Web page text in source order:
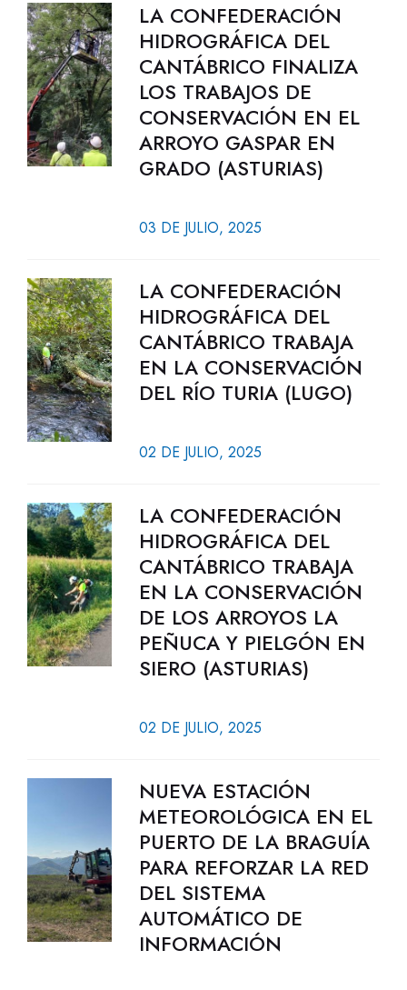
LA CONFEDERACIÓN
HIDROGRÁFICA DEL
CANTÁBRICO FINALIZA
LOS TRABAJOS DE
CONSERVACIÓN EN EL
ARROYO GASPAR EN
GRADO (ASTURIAS)
03 DE JULIO, 2025
LA CONFEDERACIÓN
HIDROGRÁFICA DEL
CANTÁBRICO TRABAJA
EN LA CONSERVACIÓN
DEL RÍO TURIA (LUGO)
02 DE JULIO, 2025
LA CONFEDERACIÓN
HIDROGRÁFICA DEL
CANTÁBRICO TRABAJA
EN LA CONSERVACIÓN
DE LOS ARROYOS LA
PEÑUCA Y PIELGÓN EN
SIERO (ASTURIAS)
02 DE JULIO, 2025
NUEVA ESTACIÓN
METEOROLÓGICA EN EL
PUERTO DE LA BRAGUÍA
PARA REFORZAR LA RED
DEL SISTEMA
AUTOMÁTICO DE
INFORMACIÓN